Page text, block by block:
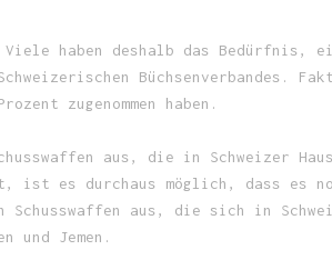
haben deshalb das Bedürfnis,
Büchsenverbandes.
zugenommen haben.
aus, die in Schweizer
es durchaus möglich, dass es
Schusswaffen aus, die sich in
und Jemen.